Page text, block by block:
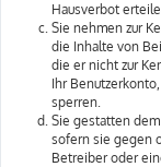
Hausverbot
Sie nehmen zur
die Inhalte von
die er nicht zur
Ihr
sperren.
Sie gestatten
sofern sie gegen
Betreiber oder